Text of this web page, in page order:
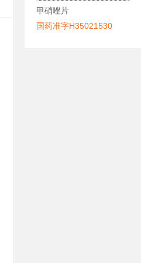
甲硝唑片
国药准字H35021530